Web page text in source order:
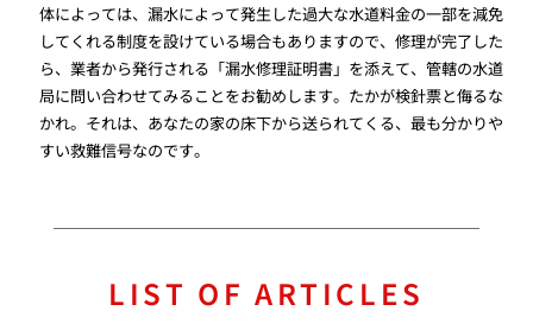
体によっては、漏水によって発生した過大な水道料金の一部を減免
してくれる制度を設けている場合もありますので、修理が完了した
ら、業者から発行される「漏水修理証明書」を添えて、管轄の水道
局に問い合わせてみることをお勧めします。たかが検針票と侮るな
かれ。それは、あなたの家の床下から送られてくる、最も分かりや
すい救難信号なのです。
LIST OF ARTICLES